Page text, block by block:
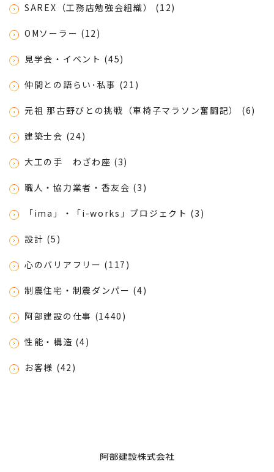
SAREX（工務店勉強会組織） (12)
OMソーラー (12)
見学会・イベント (45)
仲間との語らい･私事 (21)
元祖 那古野びとの挑戦（車椅子マラソン奮闘記） (6)
建築士会 (24)
大工の手 わざわ座 (3)
職人・協力業者・香友会 (3)
「ima」・「i-works」プロジェクト (3)
設計 (5)
心のバリアフリー (117)
制震住宅・制震ダンパー (4)
阿部建設の仕事 (1440)
性能・構造 (4)
お客様 (42)